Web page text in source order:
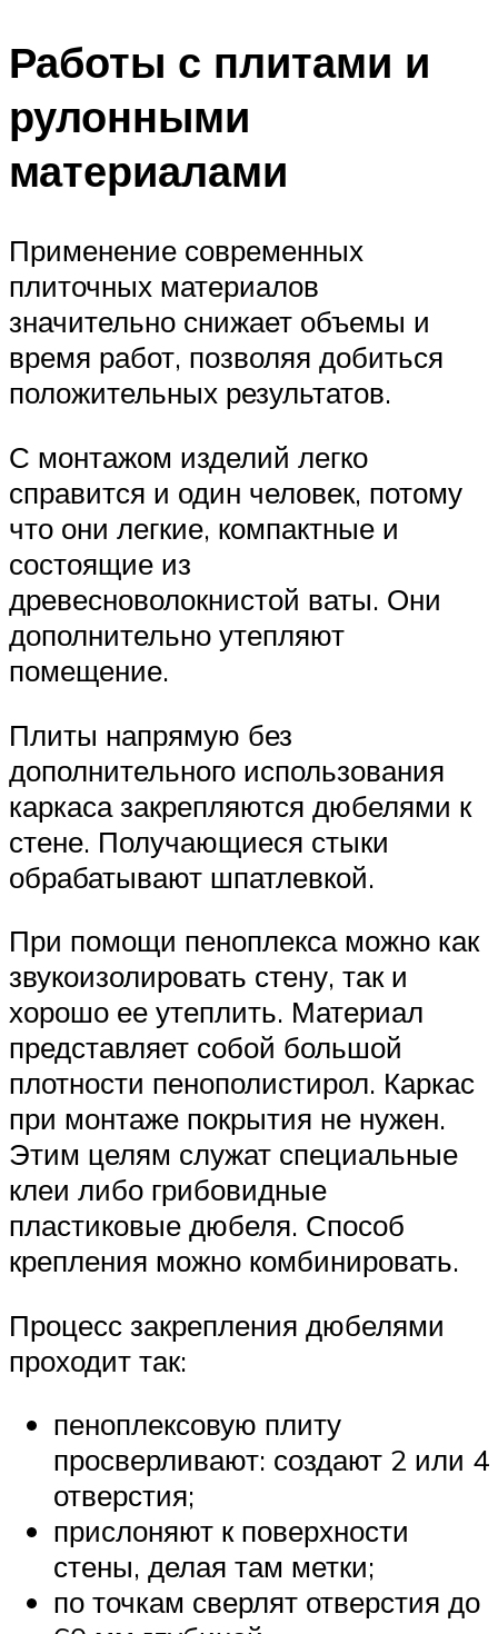
Работы с плитами и
рулонными
материалами
Применение современных
плиточных материалов
значительно снижает объемы и
время работ, позволяя добиться
положительных результатов.
С монтажом изделий легко
справится и один человек, потому
что они легкие, компактные и
состоящие из
древесноволокнистой ваты. Они
дополнительно утепляют
помещение.
Плиты напрямую без
дополнительного использования
каркаса закрепляются дюбелями к
стене. Получающиеся стыки
обрабатывают шпатлевкой.
При помощи пеноплекса можно как
звукоизолировать стену, так и
хорошо ее утеплить. Материал
представляет собой большой
плотности пенополистирол. Каркас
при монтаже покрытия не нужен.
Этим целям служат специальные
клеи либо грибовидные
пластиковые дюбеля. Способ
крепления можно комбинировать.
Процесс закрепления дюбелями
проходит так:
пеноплексовую плиту
просверливают: создают 2 или 4
отверстия;
прислоняют к поверхности
стены, делая там метки;
по точкам сверлят отверстия до